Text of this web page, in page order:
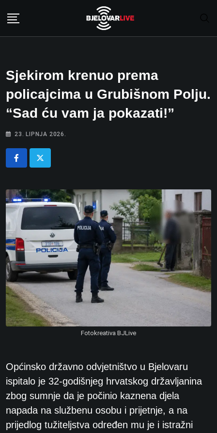
Sjekirom krenuo prema
policajcima u Grubišnom Polju.
“Sad ću vam ja pokazati!”
23. LIPNJA 2026.
Fotokreativa BJLive
Općinsko državno odvjetništvo u Bjelovaru
ispitalo je 32-godišnjeg hrvatskog državljanina
zbog sumnje da je počinio kaznena djela
napada na službenu osobu i prijetnje, a na
prijedlog tužiteljstva određen mu je i istražni